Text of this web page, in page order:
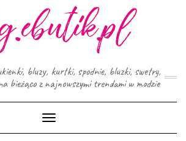
bluzy, kurtki, spodnie, bluzki, swetry,
bieżąco z najnowszymi trendami w modzie
Toggle
Navigation